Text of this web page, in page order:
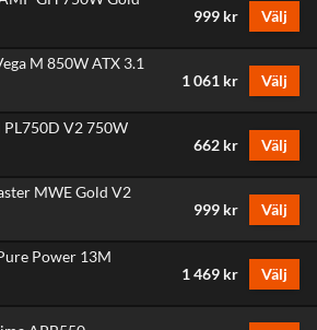
999 kr Välj
M 850W ATX 3.1
1 061 kr Välj
PL750D V2 750W
662 kr Välj
MWE Gold V2
999 kr Välj
Power 13M
1 469 kr Välj